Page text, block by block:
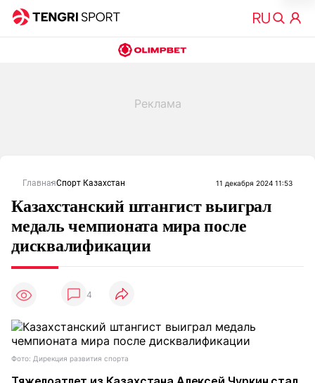
ГлавнаяСпорт Казахстан 11 декабря 2024 11:53
Казахстанский штангист выиграл
медаль чемпионата мира после
дисквалификации
4
Фото: Дирекция развития спорта